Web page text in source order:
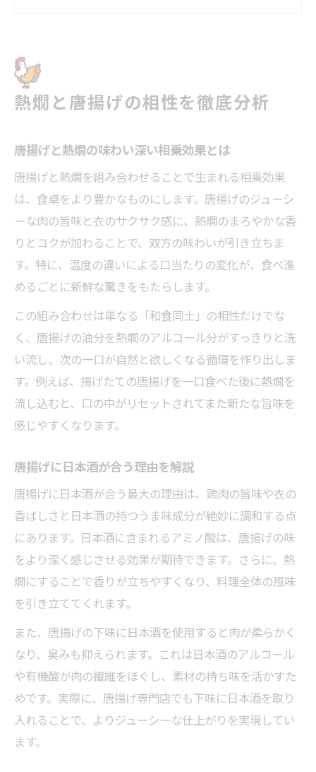
唐揚げに最適な熱燗の温度を徹底検証
唐揚げと熱燗の風味変化を体感する方法
唐揚げと日本酒の温度ペアリング入門
お酒で変わる唐揚げ下味のコツとは
唐揚げの下味に日本酒を使う理由とは
唐揚げを美味しくする漬け込みの基本
唐揚げ下味で日本酒を代用する場合の注意
唐揚げの酒漬け込みで失敗しない方法
唐揚げに日本酒を入れすぎた時の対処法
ジューシーな唐揚げに合う熱燗の選び方
唐揚げと熱燗の相性を見極めるコツ
唐揚げのジューシーさを引き立てる熱燗の
唐揚げに合う日本酒のタイプを解説
唐揚げの味わい別熱燗の選び方ポイント
唐揚げとともに楽しむ熱燗のおすすめ傾向
唐揚げの酒漬け込み時間が味を左右する理
由
唐揚げの下味で漬けすぎ・短すぎ対策
唐揚げ下処理で日本酒を活かすタイミング
唐揚げの漬け込みで食感を損なわない工夫
唐揚げで晩酌が楽しくなる理由を解説
熱燗と唐揚げの相性を徹底分析
唐揚げと熱燗の味わい深い相乗効果とは
唐揚げと熱燗を組み合わせることで生まれる相乗効果
は、食卓をより豊かなものにします。唐揚げのジューシ
ーな肉の旨味と衣のサクサク感に、熱燗のまろやかな香
りとコクが加わることで、双方の味わいが引き立ちま
す。特に、温度の違いによる口当たりの変化が、食べ進
めるごとに新鮮な驚きをもたらします。
この組み合わせは単なる「和食同士」の相性だけでな
く、唐揚げの油分を熱燗のアルコール分がすっきりと洗
い流し、次の一口が自然と欲しくなる循環を作り出しま
す。例えば、揚げたての唐揚げを一口食べた後に熱燗を
流し込むと、口の中がリセットされてまた新たな旨味を
感じやすくなります。
唐揚げに日本酒が合う理由を解説
唐揚げに日本酒が合う最大の理由は、鶏肉の旨味や衣の
香ばしさと日本酒の持つうま味成分が絶妙に調和する点
にあります。日本酒に含まれるアミノ酸は、唐揚げの味
をより深く感じさせる効果が期待できます。さらに、熱
燗にすることで香りが立ちやすくなり、料理全体の風味
を引き立ててくれます。
また、唐揚げの下味に日本酒を使用すると肉が柔らかく
なり、臭みも抑えられます。これは日本酒のアルコール
や有機酸が肉の繊維をほぐし、素材の持ち味を活かすた
めです。実際に、唐揚げ専門店でも下味に日本酒を取り
入れることで、よりジューシーな仕上がりを実現してい
ます。